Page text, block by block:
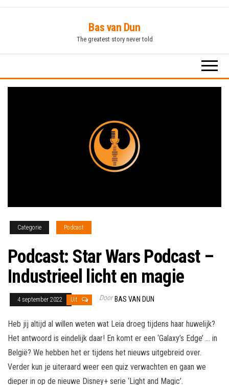
inhoud
Bas van Dun
The greatest story never told
Categorie Podcast
Podcast: Star Wars Podcast –
Industrieel licht en magie
4 september 2022 Uit Door BAS VAN DUN
Heb jij altijd al willen weten wat Leia droeg tijdens haar huwelijk?
Het antwoord is eindelijk daar! En komt er een ‘Galaxy’s Edge’ … in
België? We hebben het er tijdens het nieuws uitgebreid over.
Verder kun je uiteraard weer een quiz verwachten en gaan we
dieper in op de nieuwe Disney+ serie ‘Light and Magic’.